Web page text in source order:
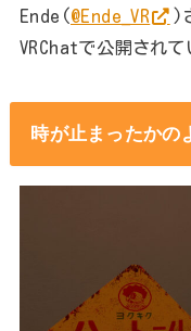
Ende(@Ende_VR )
VRChatで公開されて
時が止まったかの